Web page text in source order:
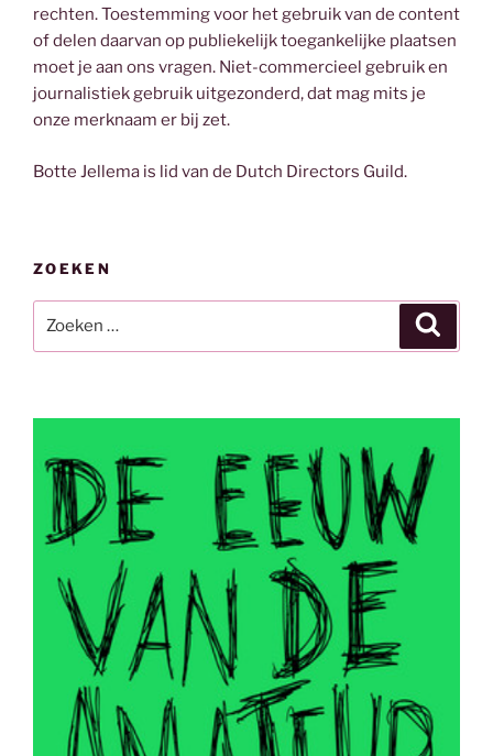
rechten. Toestemming voor het gebruik van de content
of delen daarvan op publiekelijk toegankelijke plaatsen
moet je aan ons vragen. Niet-commercieel gebruik en
journalistiek gebruik uitgezonderd, dat mag mits je
onze merknaam er bij zet.
Botte Jellema is lid van de Dutch Directors Guild.
ZOEKEN
naar: